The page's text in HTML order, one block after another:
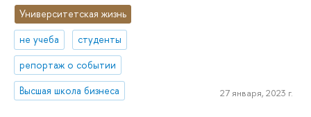
Университетская жизнь
не учеба
студенты
репортаж о событии
Высшая школа бизнеса
27 января, 2023 г.